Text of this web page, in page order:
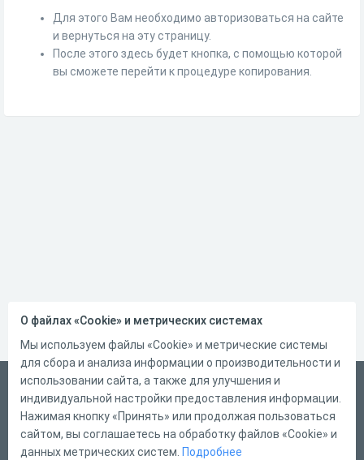
Для этого Вам необходимо авторизоваться на сайте
и вернуться на эту страницу.
После этого здесь будет кнопка, с помощью которой
вы сможете перейти к процедуре копирования.
Русский
Справка
Форма обратной связи
О файлах «Cookie» и метрических системах
Мы используем файлы «Cookie» и метрические системы
для сбора и анализа информации о производительности и
использовании сайта, а также для улучшения и
индивидуальной настройки предоставления информации.
Нажимая кнопку «Принять» или продолжая пользоваться
сайтом, вы соглашаетесь на обработку файлов «Cookie» и
данных метрических систем. Подробнее